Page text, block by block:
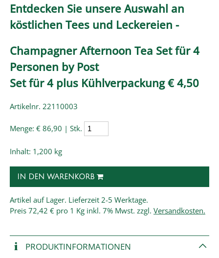
Entdecken Sie unsere Auswahl an
köstlichen Tees und Leckereien -
Champagner Afternoon Tea Set für 4
Personen by Post
Set für 4 plus Kühlverpackung € 4,50
Artikelnr. 22110003
Menge: € 86,90 | Stk.
Inhalt: 1,200 kg
IN DEN WARENKORB
Artikel auf Lager. Lieferzeit 2-5 Werktage.
Preis 72,42 € pro 1 Kg inkl. 7% Mwst. zzgl. Versandkosten.
PRODUKT­INFORMATIONEN